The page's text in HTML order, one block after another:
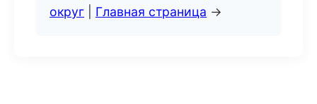
округ
Главная страница →